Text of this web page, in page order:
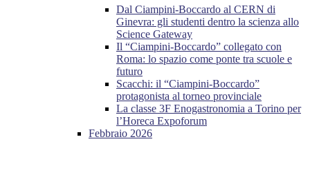
Dal Ciampini-Boccardo al CERN di
Ginevra: gli studenti dentro la scienza allo
Science Gateway
Il “Ciampini-Boccardo” collegato con
Roma: lo spazio come ponte tra scuole e
futuro
Scacchi: il “Ciampini-Boccardo”
protagonista al torneo provinciale
La classe 3F Enogastronomia a Torino per
l’Horeca Expoforum
Febbraio 2026